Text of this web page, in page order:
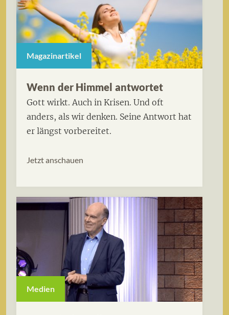
Magazinartikel
Wenn der Himmel antwortet
Gott wirkt. Auch in Krisen. Und oft
anders, als wir denken. Seine Antwort hat
er längst vorbereitet.
Jetzt anschauen
Medien